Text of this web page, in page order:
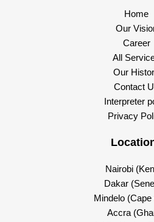
Home
Our
Career
All
Our
Contact
Interpreter
Privacy
Nairobi
Dakar
Mindelo (Cape
Accra